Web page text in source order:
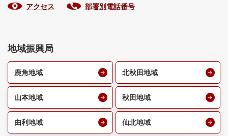
アクセス 部署別電話番号
地域振興局
鹿角地域 北秋田地域
山本地域 秋田地域
由利地域 仙北地域